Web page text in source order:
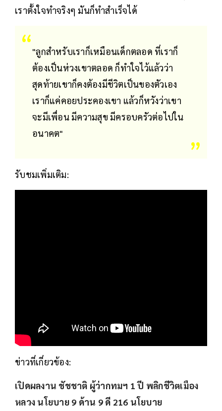
เราตั้งใจทำจริงๆ มันก็ทำสำเร็จได้
"ลูกสำหรับเราก็เหมือนเด็กตลอด ที่เราก็
ต้องเป็นห่วงเขาตลอด ก็ทำใจไว้แล้วว่า
สุดท้ายเขาก็คงต้องมีชีวิตเป็นของตัวเอง
เราก็แค่คอยประคองเขา แล้วก็หวังว่าเขา
จะมีเพื่อน มีความสุข มีครอบครัวต่อไปใน
อนาคต"
รับชมเพิ่มเติม:
ข่าวที่เกี่ยวข้อง:
เปิดผลงาน ชัชชาติ ผู้ว่ากทมฯ 1 ปี พลิกชีวิตเมือง
หลวง นโยบาย 9 ด้าน 9 ดี 216 นโยบาย